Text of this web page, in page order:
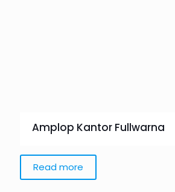
Amplop Kantor Fullwarna
Read more